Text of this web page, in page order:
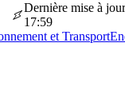
Dernière mise à
17:59
et Transport